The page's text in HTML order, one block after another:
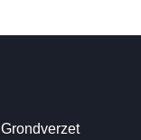
Grondverzet